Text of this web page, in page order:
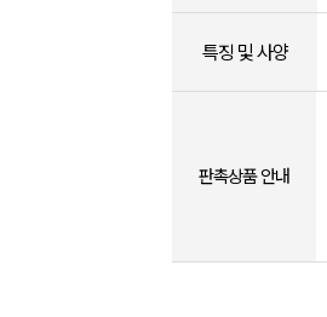
특징 및 사양
판촉상품 안내